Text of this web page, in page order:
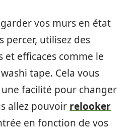
vos murs en état
percer, utilisez des
et efficaces comme le
tape. Cela vous
facilité pour changer
allez pouvoir relooker
en fonction de vos